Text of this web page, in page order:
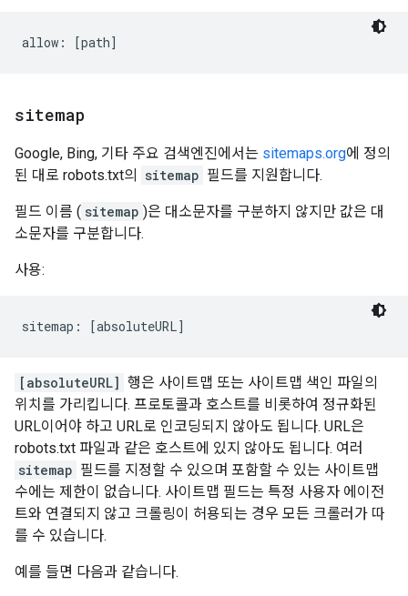
sitemap
Google, Bing, 기타 주요 검색엔진에서는 sitemaps.org에 정의
된 대로 robots.txt의
sitemap 필드를 지원합니다.
필드 이름 ( sitemap )은 대소문자를 구분하지 않지만 값은 대
소문자를 구분합니다.
사용:
sitemap: [absoluteURL]
[absoluteURL] 행은 사이트맵 또는 사이트맵 색인 파일의
위치를 가리킵니다. 프로토콜과 호스트를 비롯하여 정규화된
URL이어야 하고 URL로 인코딩되지 않아도 됩니다. URL은
robots.txt 파일과 같은 호스트에 있지 않아도 됩니다. 여러
sitemap 필드를 지정할 수 있으며 포함할 수 있는 사이트맵
수에는 제한이 없습니다. 사이트맵 필드는 특정 사용자 에이전
트와 연결되지 않고 크롤링이 허용되는 경우 모든 크롤러가 따
를 수 있습니다.
예를 들면 다음과 같습니다.